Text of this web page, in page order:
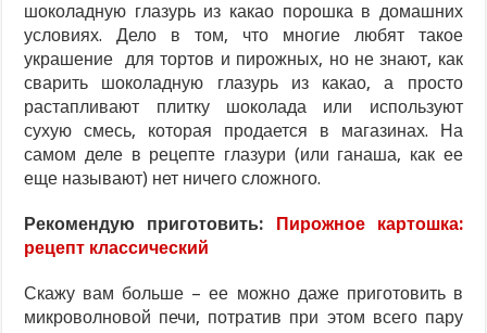
шоколадную глазурь из какао порошка в домашних
условиях. Дело в том, что многие любят такое
украшение для тортов и пирожных, но не знают, как
сварить шоколадную глазурь из какао, а просто
растапливают плитку шоколада или используют
сухую смесь, которая продается в магазинах. На
самом деле в рецепте глазури (или ганаша, как ее
еще называют) нет ничего сложного.
Рекомендую приготовить: Пирожное картошка:
рецепт классический
Скажу вам больше – ее можно даже приготовить в
микроволновой печи, потратив при этом всего пару